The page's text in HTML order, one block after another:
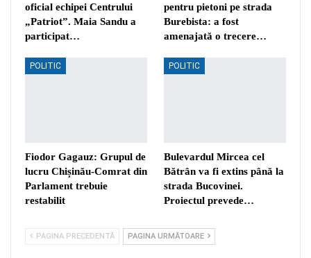
oficial echipei Centrului
„Patriot”. Maia Sandu a
participat…
pentru pietoni pe strada
Burebista: a fost
amenajată o trecere…
POLITIC
Fiodor Gagauz: Grupul de
lucru Chișinău-Comrat din
Parlament trebuie
restabilit
POLITIC
Bulevardul Mircea cel
Bătrân va fi extins până la
strada Bucovinei.
Proiectul prevede…
PAGINA PRECEDENTĂ PAGINA URMĂTOARE